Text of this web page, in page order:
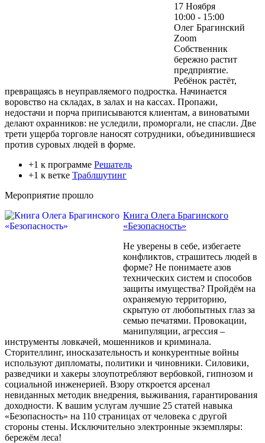
17 Ноября
10:00 - 15:00
Олег Брагинский
Zoom
Собственник
бережно растит
предприятие.
Ребёнок растёт,
превращаясь в неуправляемого подростка. Начинается
воровство на складах, в залах и на кассах. Пропажи,
недостачи и порча приписываются клиентам, а виноватыми
делают охранников: не уследили, проморгали, не спасли. Две
трети ущерба торговле наносят сотрудники, объединившиеся
против суровых людей в форме.
+1 к программе Решатель
+1 к ветке Траблшутинг
Мероприятие прошло
Книга Олега Брагинского
«Безопасность»
Не уверены в себе, избегаете
конфликтов, страшитесь людей в
форме? Не понимаете азов
технических систем и способов
защиты имущества? Пройдём на
охраняемую территорию,
скрытую от любопытных глаз за
семью печатями. Провокации,
манипуляции, агрессия –
инструменты ловкачей, мошенников и криминала.
Сторителлинг, иносказательность и конкурентные войны
используют дипломаты, политики и чиновники. Силовики,
разведчики и хакеры злоупотребляют вербовкой, гипнозом и
социальной инженерией. Взору откроется арсенал
невиданных методик внедрения, выживания, гарантирования
доходности. К вашим услугам лучшие 25 статей навыка
«Безопасность» на 110 страницах от человека с другой
стороны стены. Исключительно электронные экземпляры:
бережём леса!